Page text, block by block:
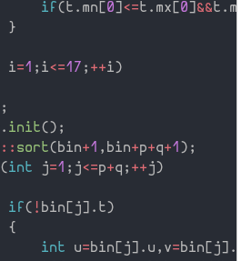
if (t . mn [0] <=t . mx [0] &&t . mn
}
i=1 ; i<=17 ; ++i)
;
. init() ;
:: sort(bin+1 , bin+p+q+1 ) ;
(int j=1 ; j<=p+q ; ++ j)
if ( ! bin [ j] . t)
{
int u=bin [ j] . u , v=bin [ j] .